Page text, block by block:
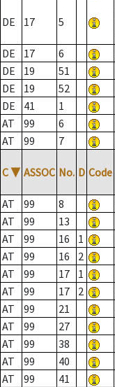
DE 17 5
DE 17 6
DE
19 51
DE
19 52
DE
41 1
AT
99 6
AT
99 7
C ▼ ASSOC No. D Code
AT 99 8
AT
99 13
AT
99 16 1
AT
99 16 2
AT
99 17 1
AT
99 17 2
AT
99 21
AT
99 27
AT
99 38
AT
99 40
AT
99 41